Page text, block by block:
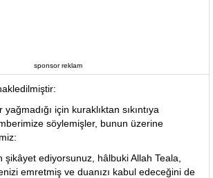
sponsor reklam
için kuraklıktan sıkıntıya
söylemişler, bunun üzerine
ediyorsunuz, hâlbuki Allah Teala,
emretmiş ve duanızı kabul edeceğini de